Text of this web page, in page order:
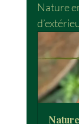
Nature